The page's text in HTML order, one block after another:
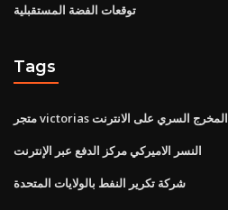
توقعات الفضة المستقبلية
Tags
متجر victorias المخرج السري على الانترنت
النسر الاميركي مركز الدفع عبر الإنترنت
شركة تكرير النفط بالولايات المتحدة